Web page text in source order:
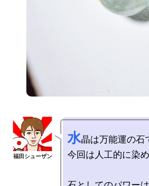
水晶は万能運の石
今回は人工的に染